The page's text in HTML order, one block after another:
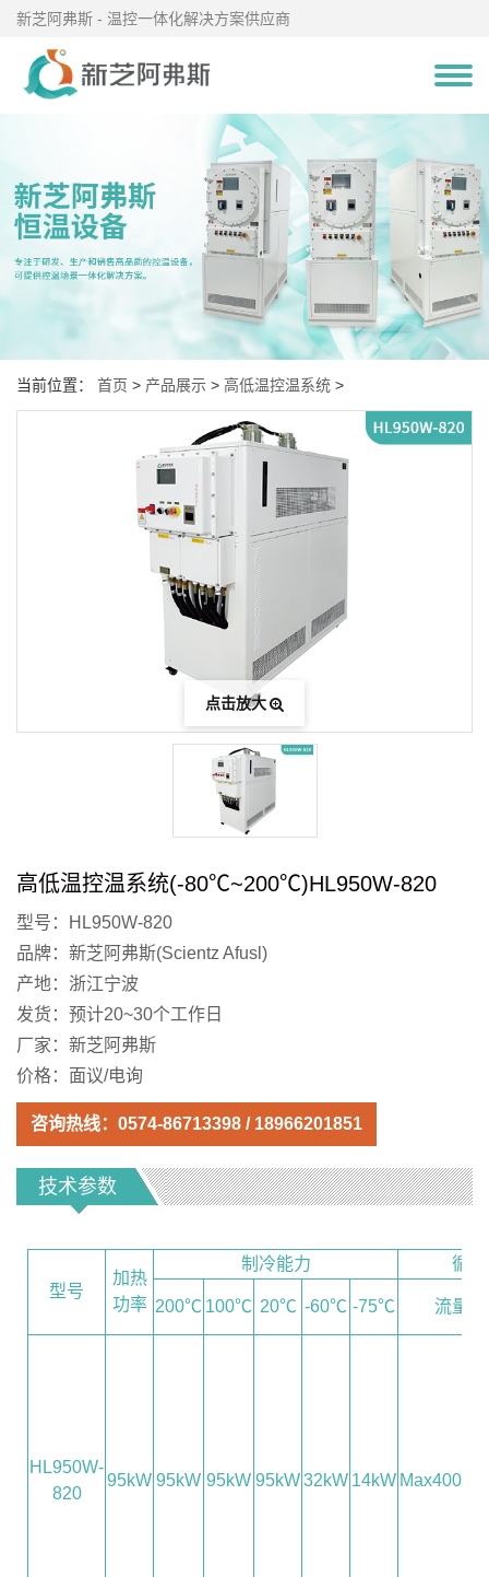
新芝阿弗斯 - 温控一体化解决方案供应商
当前位置： 首页 > 产品展示 > 高低温控温系统 >
点击放大
高低温控温系统(-80℃~200℃)HL950W-820
型号：HL950W-820
品牌：新芝阿弗斯(Scientz Afusl)
产地：浙江宁波
发货：预计20~30个工作日
厂家：新芝阿弗斯
价格：面议/电询
咨询热线： 0574-86713398 / 18966201851
技术参数
型号
加热
功率
制冷能力 循
200℃ 100℃ 20℃ -60℃ -75℃ 流量
HL950W-
820
95kW 95kW 95kW 95kW32kW 14kW Max400L/